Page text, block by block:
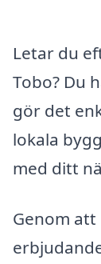
Letar du
Tobo? Du
gör det
lokala
med ditt
Genom